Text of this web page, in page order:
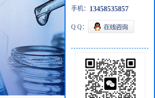
手机： 13458535857
Q Q：